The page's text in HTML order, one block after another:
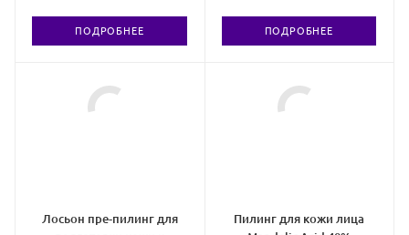
ПОДРОБНЕЕ ПОДРОБНЕЕ
Лосьон пре-пилинг для
Пилинг для кожи лица